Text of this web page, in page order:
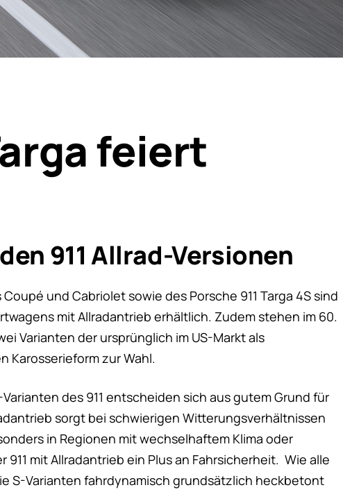
feiert
911 Allrad-Versionen
Coupé und Cabriolet sowie des Porsche 911 Targa 4S sind
mit Allradantrieb erhältlich. Zudem stehen im 60.
Varianten der ursprünglich im US-Markt als
Karosserieform zur Wahl.
des 911 entscheiden sich aus gutem Grund für
sorgt bei schwierigen Witterungsverhältnissen
in Regionen mit wechselhaftem Klima oder
mit Allradantrieb ein Plus an Fahrsicherheit. Wie alle
S-Varianten fahrdynamisch grundsätzlich heckbetont